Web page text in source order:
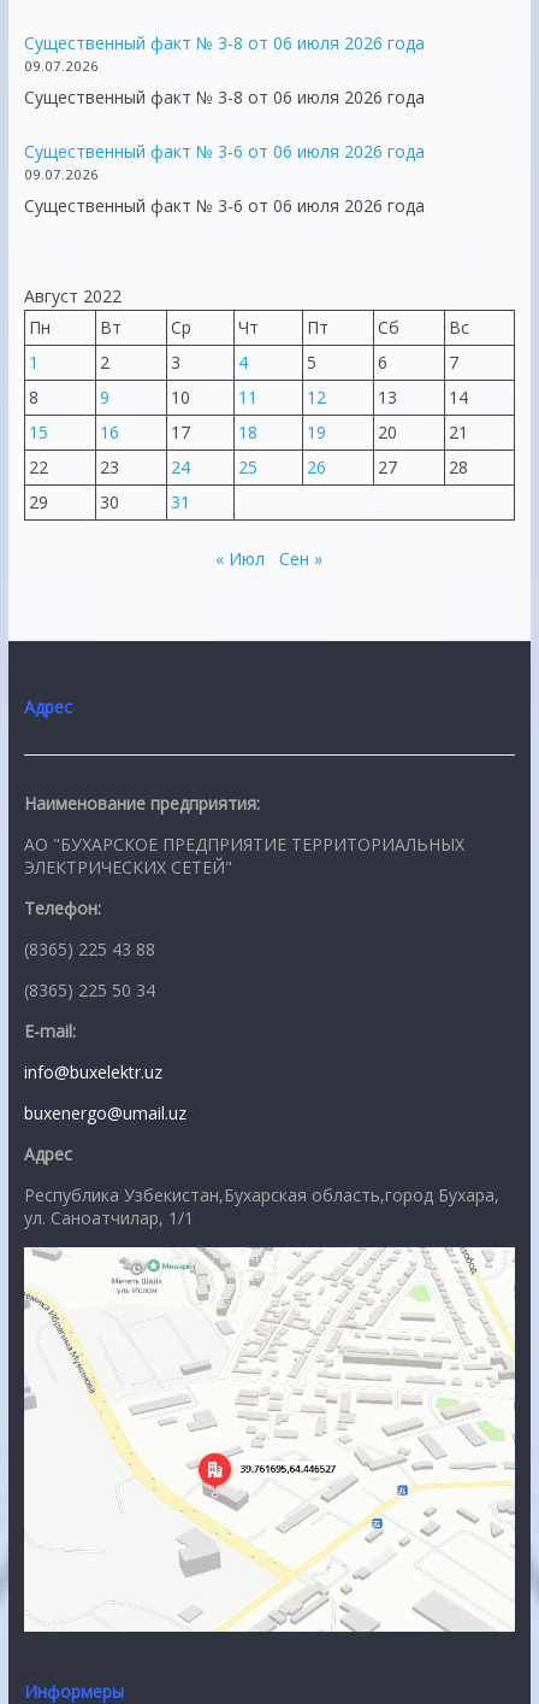
Существенный факт № 3-8 от 06 июля 2026 года
09.07.2026
Существенный факт № 3-8 от 06 июля 2026 года
Существенный факт № 3-6 от 06 июля 2026 года
09.07.2026
Существенный факт № 3-6 от 06 июля 2026 года
Август 2022
Пн
Вт Ср Чт Пт Сб
Вс
1
2 3 4 5 6
7
8
9 10 11 12 13
14
15
16 17 18 19 20
21
22
23 24 25 26 27
28
29
30 31
« Июл Сен »
Адрес
Наименование предприятия:
АО "БУХАРСКОЕ ПРЕДПРИЯТИЕ ТЕРРИТОРИАЛЬНЫХ
ЭЛЕКТРИЧЕСКИХ СЕТЕЙ"
Телефон:
(8365) 225 43 88
(8365) 225 50 34
E-mail:
info@buxelektr.uz
buxenergo@umail.uz
Адрес
Республика Узбекистан,Бухарская область,город Бухара,
ул. Саноатчилар, 1/1
Информеры